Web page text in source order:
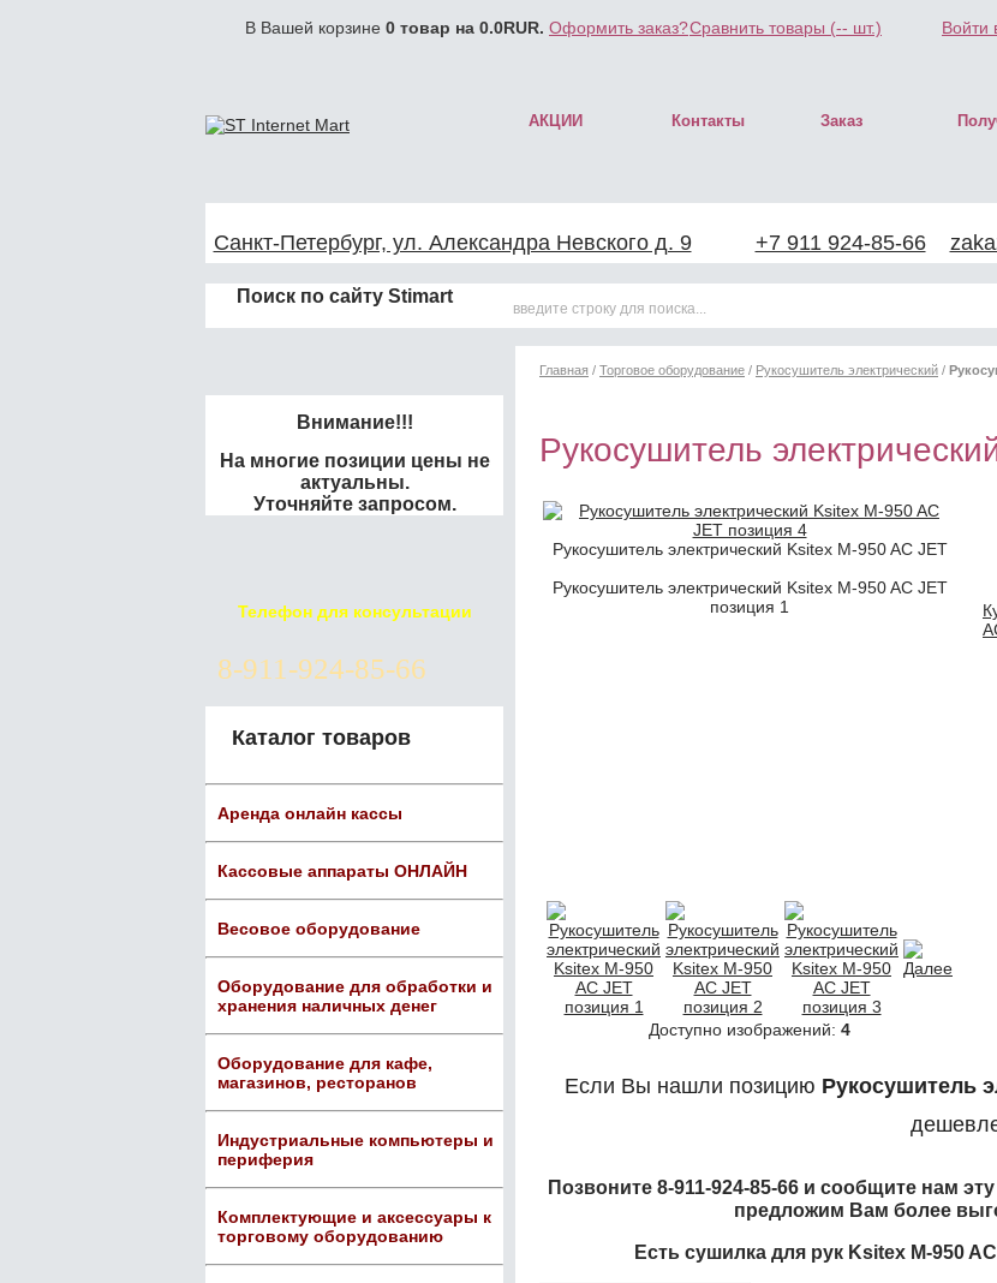
В Вашей корзине 0 товар на 0.0RUR. Оформить заказ?Сравнить товары (-- шт.) Войти
АКЦИИ Контакты Заказ
Санкт-Петербург, ул. Александра Невского д. 9 +7 911 924-85-66
Поиск по сайту Stimart
Внимание!!!
На многие позиции цены не
актуальны.
Уточняйте запросом.
Телефон для консультации
8-911-924-85-66
Каталог товаров
Аренда онлайн кассы
Кассовые аппараты ОНЛАЙН
Весовое оборудование
Оборудование для обработки и
хранения наличных денег
Оборудование для кафе,
магазинов, ресторанов
Индустриальные компьютеры и
периферия
Комплектующие и аксессуары к
торговому оборудованию
Главная / Торговое оборудование / Рукосушитель электрический /
Рукосушитель
Рукосушитель электрический Ksitex M-950 AC JET
Рукосушитель электрический Ksitex M-950 AC JET
позиция 1
Доступно изображений: 4
Если Вы нашли позицию Рукосушитель
Позвоните 8-911-924-85-66 и сообщите нам
предложим Вам более
Есть сушилка для рук Ksitex M-950